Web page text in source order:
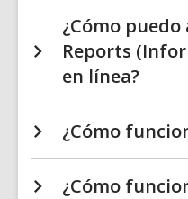
¿Cómo
Reports
en línea?
¿Cómo
¿Cómo